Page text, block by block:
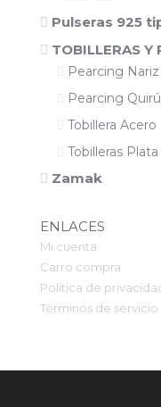
Pulseras 925
TOBILLERAS Y
Pearcing
Pearcing
Tobillera Acero
Tobilleras Plata
Zamak
ENLACES
Mi cuenta
Carro compra
Política de
Términos de servicio